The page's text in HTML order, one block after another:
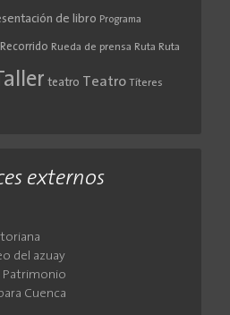
de libro Programa
Recorrido Rueda de prensa Ruta Ruta
teatro Teatro Títeres
externos
del azuay
Patrimonio
Cuenca